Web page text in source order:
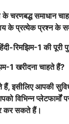
चरणबद्ध समाधान
के प्रत्येक प्रश्न के
रिमझिम-1 की
1 खरीदना चाहते हैं?
इसीलिए आपकी
विभिन्न
कर सकते हैं।